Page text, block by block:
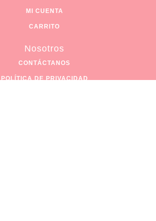
MI CUENTA
CARRITO
Nosotros
CONTÁCTANOS
POLÍTICA DE PRIVACIDAD